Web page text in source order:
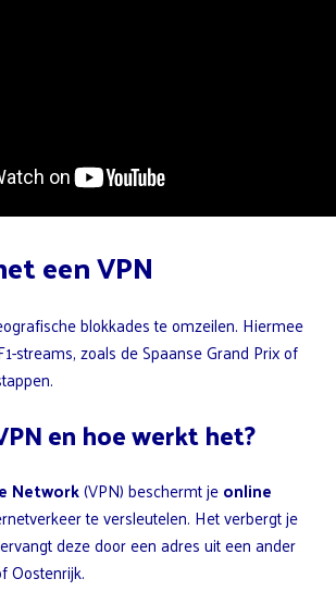
een VPN
blokkades te omzeilen. Hiermee
streams, zoals de Spaanse Grand Prix of
en hoe werkt het?
Network(VPN) beschermt jeonline
te versleutelen. Het verbergt je
deze door een adres uit een ander
Oostenrijk.